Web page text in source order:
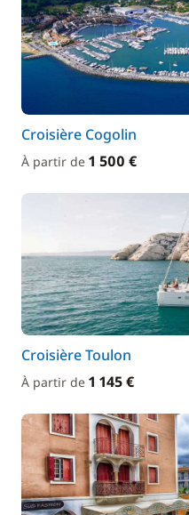
Croisière Cogolin
À partir de 1 500 €
Croisière Toulon
À partir de 1 145 €